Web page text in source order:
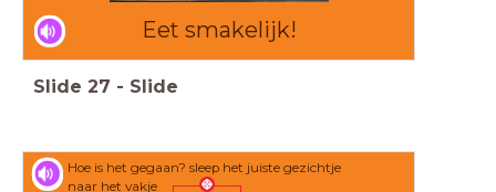
Eet smakelijk!
Slide 27 - Slide
Hoe is het gegaan? sleep het juiste gezichtje
naar het vakje